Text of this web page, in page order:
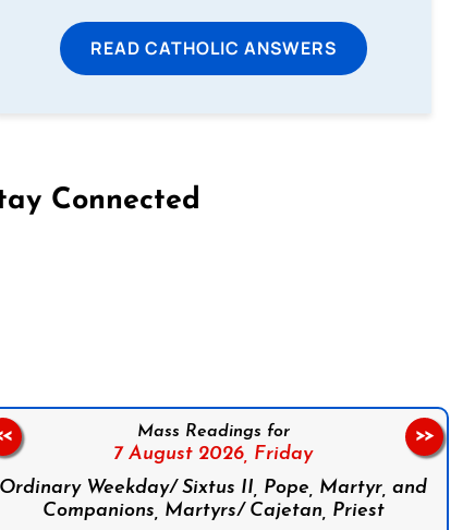
READ CATHOLIC ANSWERS
Connected
Mass Readings for
7 August 2026, Friday
Ordinary Weekday/ Sixtus II, Pope, Martyr, and
Companions, Martyrs/ Cajetan, Priest
>>